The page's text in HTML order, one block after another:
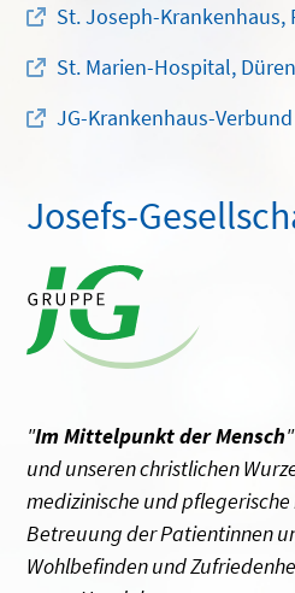
St. Joseph-Krankenhaus,
St. Marien-Hospital, Düren
JG-Krankenhaus-Verbund
Josefs-
"Im Mittelpunkt der Mensch
und unseren christlichen
medizinische und
Betreuung der Patientinnen
Wohlbefinden und